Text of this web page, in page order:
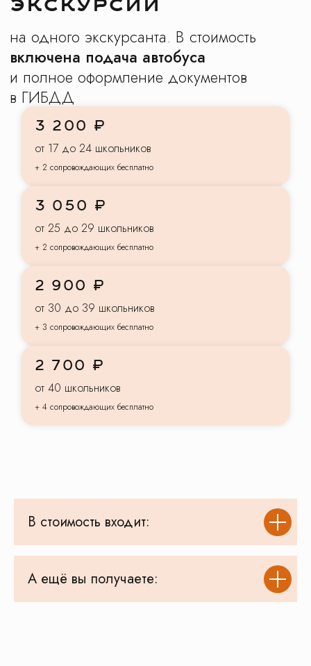
3 200 ₽
от 17 до 24 школьников
+ 2 сопровождающих бесплатно
3 050 ₽
от 25 до 29 школьников
+ 2 сопровождающих бесплатно
2 900 ₽
от 30 до 39 школьников
+ 3 сопровождающих бесплатно
2 700 ₽
от 40 школьников
+ 4 сопровождающих бесплатно
В стоимость входит:
А ещё вы получаете:
Доверьте
организацию
экскурсий
проверку идопущены ГИБДД
для вашего класса
заботливому туроператору
Транспорт
Смотреть автобусы